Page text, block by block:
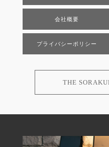
会社概要
プライバシーポリシー
THE